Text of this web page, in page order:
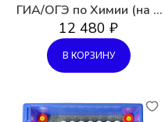
ГИА/ОГЭ по Химии (на 5
чел.)
12 480 ₽
В КОРЗИНУ